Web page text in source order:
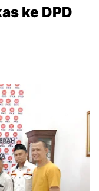
ke DPD